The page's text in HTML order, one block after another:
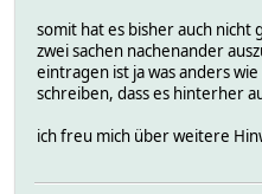
somit hat es bisher auch nicht
zwei sachen nachenander
eintragen ist ja was anders
schreiben, dass es hinterher
ich freu mich über weitere